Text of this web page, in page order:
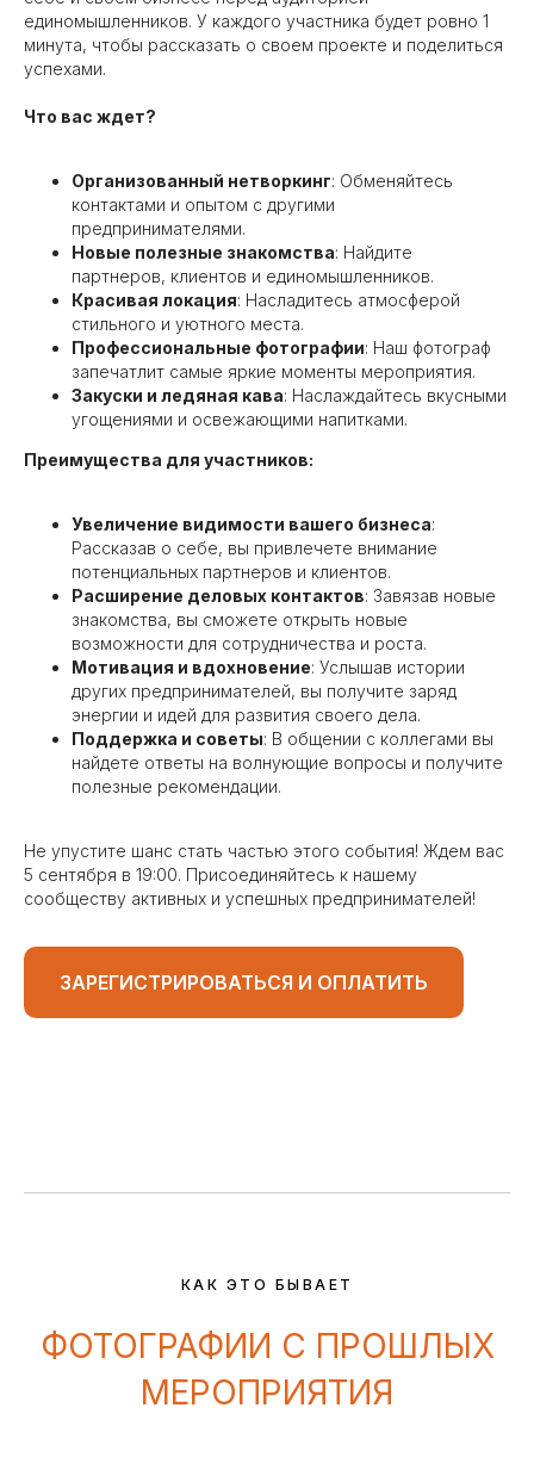
единомышленников. У каждого участника будет ровно 1
минута, чтобы рассказать о своем проекте и поделиться
успехами.
Что вас ждет?
Организованный нетворкинг: Обменяйтесь
контактами и опытом с другими
предпринимателями.
Новые полезные знакомства: Найдите
партнеров, клиентов и единомышленников.
Красивая локация: Насладитесь атмосферой
стильного и уютного места.
Профессиональные фотографии: Наш фотограф
запечатлит самые яркие моменты мероприятия.
Закуски и ледяная кава: Наслаждайтесь вкусными
угощениями и освежающими напитками.
Преимущества для участников:
Увеличение видимости вашего бизнеса:
Рассказав о себе, вы привлечете внимание
потенциальных партнеров и клиентов.
Расширение деловых контактов: Завязав новые
знакомства, вы сможете открыть новые
возможности для сотрудничества и роста.
Мотивация и вдохновение: Услышав истории
других предпринимателей, вы получите заряд
энергии и идей для развития своего дела.
Поддержка и советы: В общении с коллегами вы
найдете ответы на волнующие вопросы и получите
полезные рекомендации.
Не упустите шанс стать частью этого события! Ждем вас
5 сентября в 19:00. Присоединяйтесь к нашему
сообществу активных и успешных предпринимателей!
ЗАРЕГИСТРИРОВАТЬСЯ И ОПЛАТИТЬ
КАК ЭТО БЫВАЕТ
ФОТОГРАФИИ С ПРОШЛЫХ
МЕРОПРИЯТИЯ